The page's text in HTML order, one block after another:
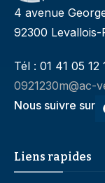
4 avenue
92300
Tél : 01 41 05 12
0921230m@ac-
Nous suivre sur
Liens rapides